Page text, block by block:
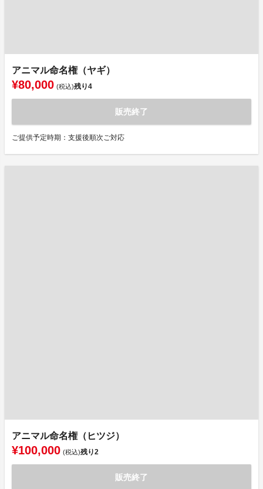
アニマル命名権（ヤギ）
¥80,000 (税込)残り4
販売終了
ご提供予定時期：支援後順次ご対応
アニマル命名権（ヒツジ）
¥100,000 (税込)残り2
販売終了